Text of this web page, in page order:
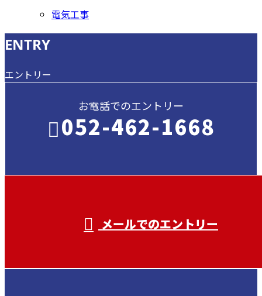
電気工事
ENTRY
エントリー
お電話でのエントリー
052-462-1668
メールでのエントリー